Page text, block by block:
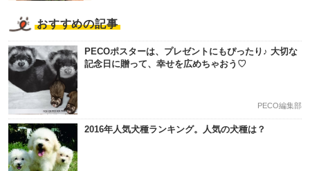
おすすめの記事
PECOポスターは、プレゼントにもぴったり♪ 大切な
記念日に贈って、幸せを広めちゃおう♡
PECO編集部
2016年人気犬種ランキング。人気の犬種は？